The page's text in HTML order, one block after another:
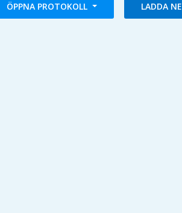
ÖPPNA PROTOKOLL LADDA